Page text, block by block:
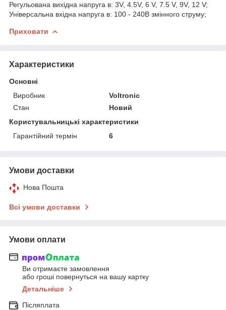
Регульована вихідна напруга в: 3V, 4.5V, 6 V, 7.5 V, 9V, 12 V;
Універсальна вхідна напруга в: 100 - 240В змінного струму;
Приховати
Характеристики
Основні
Виробник
Voltronic
Стан
Новий
Користувальницькі характеристики
Гарантійний термін
6
Умови доставки
Нова Пошта
Всі умови доставки
Умови оплати
Ви отримаєте замовлення
або гроші повернуться на вашу картку
Детальніше
Післяплата